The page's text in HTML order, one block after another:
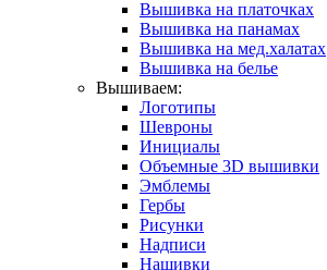
Вышивка на платочках
Вышивка на панамах
Вышивка на мед.халатах
Вышивка на белье
Вышиваем:
Логотипы
Шевроны
Инициалы
Объемные 3D вышивки
Эмблемы
Гербы
Рисунки
Надписи
Нашивки